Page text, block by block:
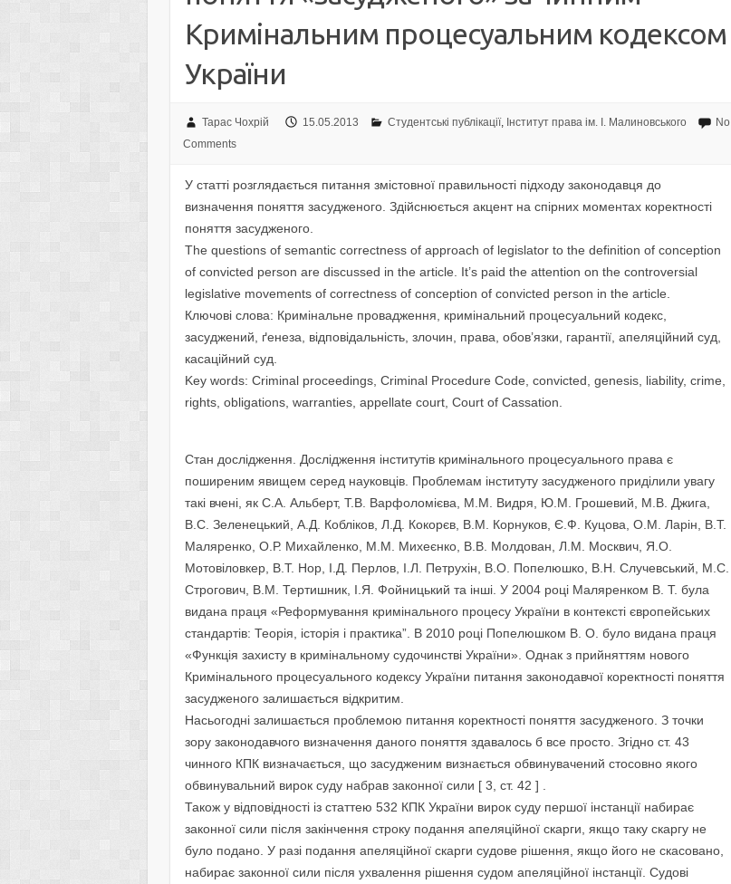
Кримінальним процесуальним кодексом
України
Тарас Чохрій 15.05.2013 Студентські публікації, Інститут права ім. І. Малиновського
No
Comments
У статті розглядається питання змістовної правильності підходу законодавця до
визначення поняття засудженого. Здійснюється акцент на спірних моментах коректності
поняття засудженого.
The questions of semantic correctness of approach of legislator to the definition of conception
of convicted person are discussed in the article. It’s paid the attention on the controversial
legislative movements of correctness of conception of convicted person in the article.
Ключові слова: Кримінальне провадження, кримінальний процесуальний кодекс,
засуджений, ґенеза, відповідальність, злочин, права, обов’язки, гарантії, апеляційний суд,
касаційний суд.
Key words: Criminal proceedings, Criminal Procedure Code, convicted, genesis, liability, crime,
rights, obligations, warranties, appellate court, Court of Cassation.
Стан дослідження. Дослідження інститутів кримінального процесуального права є
поширеним явищем серед науковців. Проблемам інституту засудженого приділили увагу
такі вчені, як С.А. Альберт, Т.В. Варфоломієва, М.М. Видря, Ю.М. Грошевий, М.В. Джига,
В.С. Зеленецький, А.Д. Кобліков, Л.Д. Кокорєв, В.М. Корнуков, Є.Ф. Куцова, О.М. Ларін, В.Т.
Маляренко, О.Р. Михайленко, М.М. Михеєнко, В.В. Молдован, Л.М. Москвич, Я.О.
Мотовіловкер, В.Т. Нор, І.Д. Перлов, І.Л. Петрухін, В.О. Попелюшко, В.Н. Случевський, М.С.
Строгович, В.М. Тертишник, І.Я. Фойницький та інші. У 2004 році Маляренком В. Т. була
видана праця «Реформування кримінального процесу України в контексті європейських
стандартів: Теорія, історія і практика”. В 2010 році Попелюшком В. О. було видана праця
«Функція захисту в кримінальному судочинстві України». Однак з прийняттям нового
Кримінального процесуального кодексу України питання законодавчої коректності поняття
засудженого залишається відкритим.
Насьогодні залишається проблемою питання коректності поняття засудженого. З точки
зору законодавчого визначення даного поняття здавалось б все просто. Згідно ст. 43
чинного КПК визначається, що засудженим визнається обвинувачений стосовно якого
обвинувальний вирок суду набрав законної сили [ 3, ст. 42 ] .
Також у відповідності із статтею 532 КПК України вирок суду першої інстанції набирає
законної сили після закінчення строку подання апеляційної скарги, якщо таку скаргу не
було подано. У разі подання апеляційної скарги судове рішення, якщо його не скасовано,
набирає законної сили після ухвалення рішення судом апеляційної інстанції. Судові